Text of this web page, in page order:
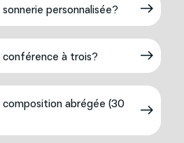
personnalisée?
à trois?
abrégée (30